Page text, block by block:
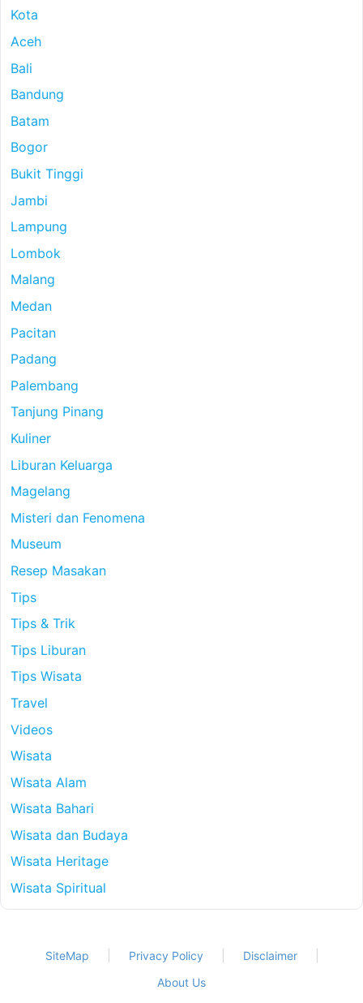
Kota
Aceh
Bali
Bandung
Batam
Bogor
Bukit Tinggi
Jambi
Lampung
Lombok
Malang
Medan
Pacitan
Padang
Palembang
Tanjung Pinang
Kuliner
Liburan Keluarga
Magelang
Misteri dan Fenomena
Museum
Resep Masakan
Tips
Tips & Trik
Tips Liburan
Tips Wisata
Travel
Videos
Wisata
Wisata Alam
Wisata Bahari
Wisata dan Budaya
Wisata Heritage
Wisata Spiritual
SiteMap Privacy Policy
Disclaimer
About Us